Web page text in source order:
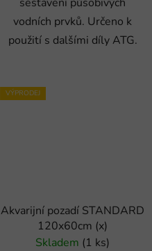
vodních prvků. Určeno k
použití s dalšími díly ATG.
VÝPRODEJ
Akvarijní pozadí STANDARD
120x60cm (x)
Skladem (1 ks)